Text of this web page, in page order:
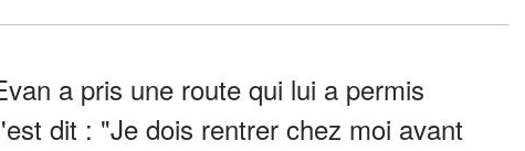
a pris une route qui lui a permis
dit : "Je dois rentrer chez moi avant